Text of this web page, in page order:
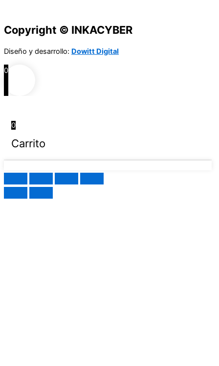
Copyright © INKACYBER
Diseño y desarrollo: Dowitt Digital
0
0
Carrito